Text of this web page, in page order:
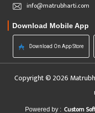
info@matrubharti.com
Download Mobile App
Download On App Store
Copyright © 2026
Powered by : Custom